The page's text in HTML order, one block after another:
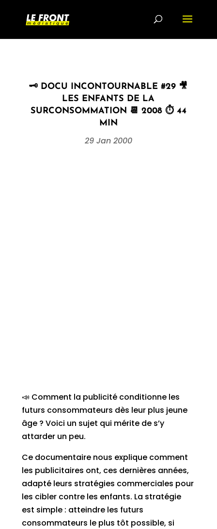
🗝 DOCU INCONTOURNABLE #29 🎥
LES ENFANTS DE LA
SURCONSOMMATION 📆 2008 ⏱ 44
MIN
29 Jan 2000
📣 Comment la publicité conditionne les
futurs consommateurs dès leur plus jeune
âge ? Voici un sujet qui mérite de s’y
attarder un peu.
Ce documentaire nous explique comment
les publicitaires ont, ces dernières années,
adapté leurs stratégies commerciales pour
les cibler contre les enfants. La stratégie
est simple : atteindre les futurs
consommateurs le plus tôt possible, si